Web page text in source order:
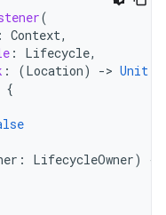
(
: Context,
: Lifecycle,
: (Location) -> Unit
{
: LifecycleOwner)
{